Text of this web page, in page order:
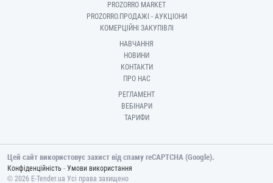
PROZORRO MARKET
PROZORRO.ПРОДАЖІ - АУКЦІОНИ
КОМЕРЦІЙНІ ЗАКУПІВЛІ
НАВЧАННЯ
НОВИНИ
КОНТАКТИ
ПРО НАС
РЕГЛАМЕНТ
ВЕБІНАРИ
ТАРИФИ
Цей сайт використовує захист від спаму reCAPTCHA (Google).
Конфіденційність - Умови використання
© 2026 E-Tender.ua Усі права захищено